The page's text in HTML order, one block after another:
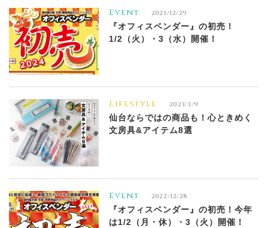
Event 2023/12/29
『オフィスベンダー』の初売！
1/2（火）・3（水）開催！
Lifestyle 2023/3/9
仙台ならではの商品も！心ときめく
文房具&アイテム8選
Event 2022/12/28
『オフィスベンダー』の初売！今年
は1/2（月・休）・3（火）開催！